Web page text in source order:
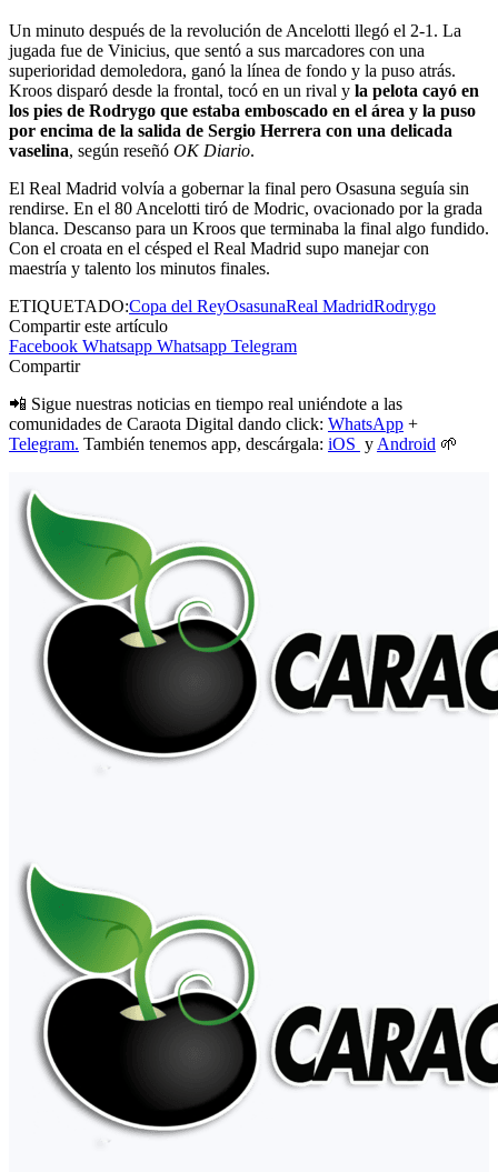
Un minuto después de la revolución de Ancelotti llegó el 2-1. La
jugada fue de Vinicius, que sentó a sus marcadores con una
superioridad demoledora, ganó la línea de fondo y la puso atrás.
Kroos disparó desde la frontal, tocó en un rival y la pelota cayó en
los pies de Rodrygo que estaba emboscado en el área y la puso
por encima de la salida de Sergio Herrera con una delicada
vaselina, según reseñó OK Diario.
El Real Madrid volvía a gobernar la final pero Osasuna seguía sin
rendirse. En el 80 Ancelotti tiró de Modric, ovacionado por la grada
blanca. Descanso para un Kroos que terminaba la final algo fundido.
Con el croata en el césped el Real Madrid supo manejar con
maestría y talento los minutos finales.
ETIQUETADO:Copa del ReyOsasunaReal MadridRodrygo
Compartir este artículo
Facebook Whatsapp Whatsapp Telegram
Compartir
📲 Sigue nuestras noticias en tiempo real uniéndote a las
comunidades de Caraota Digital dando click: WhatsApp +
Telegram. También tenemos app, descárgala: iOS y Android 🌱